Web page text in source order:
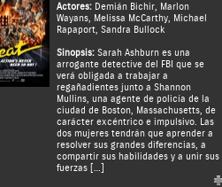
Actores: Demián Bichir, Marlon
Wayans, Melissa McCarthy, Michael
Rapaport, Sandra Bullock
Sinopsis:Sarah Ashburn es una
arrogante detective del FBI que se
verá obligada a trabajar a
regañadientes junto a Shannon
Mullins, una agente de policía de la
ciudad de Boston, Massachusetts, de
carácter excéntrico e impulsivo. Las
dos mujeres tendrán que aprender a
resolver sus grandes diferencias, a
compartir sus habilidades y a unir sus
fuerzas […]